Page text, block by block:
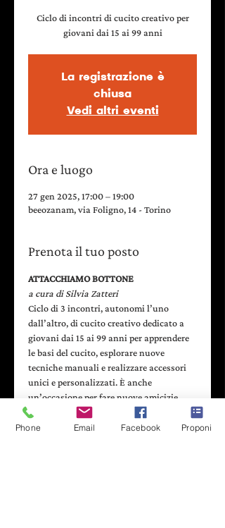
Ciclo di incontri di cucito creativo per
giovani dai 15 ai 99 anni
La registrazione è
chiusa
Vedi altri eventi
Ora e luogo
27 gen 2025, 17:00 – 19:00
beeozanam, via Foligno, 14 - Torino
Prenota il tuo posto
ATTACCHIAMO BOTTONE
a cura di Silvia Zatteri
Ciclo di 3 incontri, autonomi l’uno
dall’altro, di cucito creativo dedicato a
giovani dai 15 ai 99 anni per apprendere
le basi del cucito, esplorare nuove
tecniche manuali e realizzare accessori
unici e personalizzati. È anche
un’occasione per fare nuove amicizie,
condividere idee e divertirsi in un
ambiente accogliente e stimolante, dove
Phone Email Facebook Proponi